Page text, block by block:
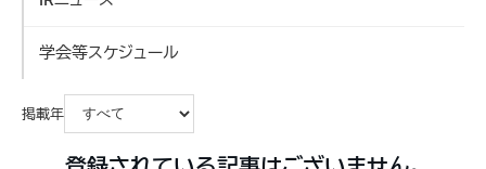
学会等スケジュール
掲載年